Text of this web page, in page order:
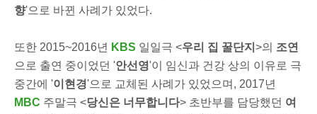
향'으로 바뀐 사례가 있었다.
또한 2015~2016년 KBS 일일극 <우리 집 꿀단지 >의 조연
으로 출연 중이었던 '안선영'이 임신과 건강 상의 이유로 극
중간에 '이현경'으로 교체된 사례가 있었으며, 2017년
MBC 주말극 <당신은 너무합니다> 초반부를 담당했던 여